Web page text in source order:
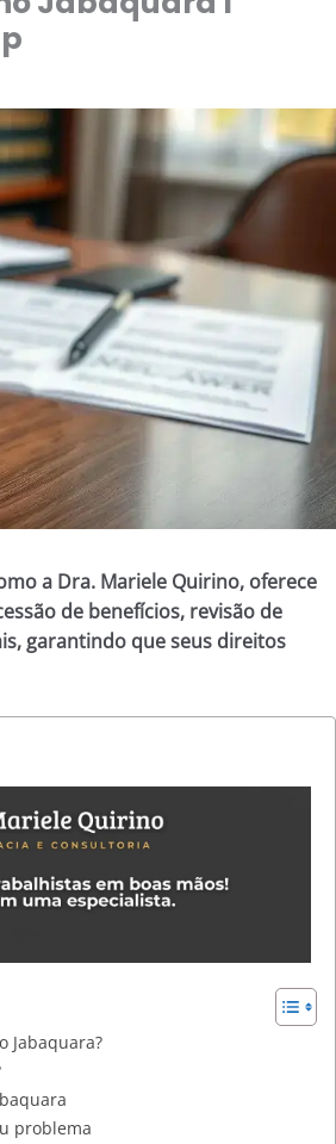
a Dra. Mariele Quirino, oferece
de benefícios, revisão de
garantindo que seus direitos
Jabaquara?
problema